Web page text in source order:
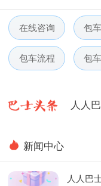
在线咨询 包
包车流程 包
人人
人人
人人
人人
新闻中心
人人巴